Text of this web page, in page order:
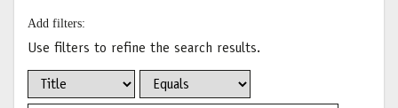
Add filters:
Use filters to refine the search results.